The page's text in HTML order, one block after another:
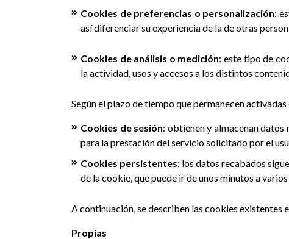
Cookies de preferencias o personalización:
así diferenciar su experiencia de la de otras
Cookies de análisis o medición: este tipo de
la actividad, usos y accesos a los distintos
Según el plazo de tiempo que permanecen
Cookies de sesión: obtienen y almacenan datos
para la prestación del servicio solicitado por el
Cookies persistentes: los datos recabados
de la cookie, que puede ir de unos minutos a varios
A continuación, se describen las cookies
Propias